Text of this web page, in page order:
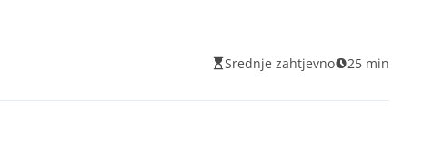
Srednje zahtjevno 25 min